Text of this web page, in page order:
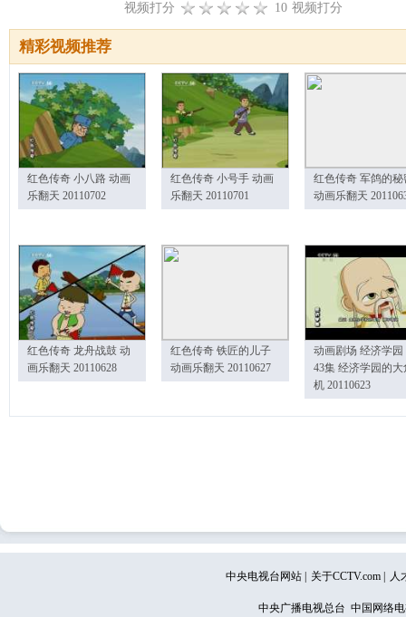
视频打分 10 视频打分
精彩视频推荐
红色传奇 小八路 动画
乐翻天 20110702
红色传奇 小号手 动画
乐翻天 20110701
红色传奇 军鸽的秘
动画乐翻天
红色传奇 龙舟战鼓 动
画乐翻天 20110628
红色传奇 铁匠的儿子
动画乐翻天 20110627
动画剧场 经济学园
43集 经济学园的大
机 20110623
中央电视台网站 关于CCTV.com 人
中央广播电视总台 中国网络